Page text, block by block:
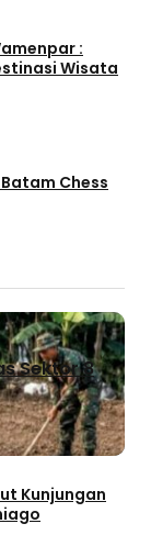
:
Wisata
Chess
Sektor 8
Kunjungan